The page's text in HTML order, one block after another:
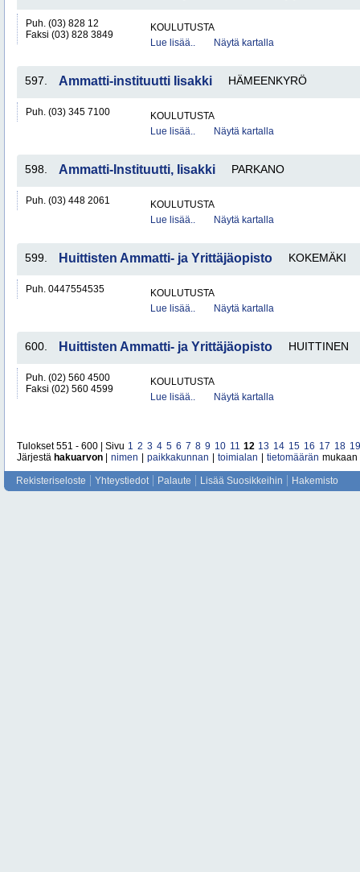
Puh. (03) 828 12
Faksi (03) 828 3849
KOULUTUSTA
Lue lisää..
Näytä kartalla
597. Ammatti-instituutti Iisakki HÄMEENKYRÖ
Puh. (03) 345 7100
KOULUTUSTA
Lue lisää..
Näytä kartalla
598. Ammatti-Instituutti, Iisakki PARKANO
Puh. (03) 448 2061
KOULUTUSTA
Lue lisää..
Näytä kartalla
599. Huittisten Ammatti- ja Yrittäjäopisto KOKEMÄKI
Puh. 0447554535
KOULUTUSTA
Lue lisää..
Näytä kartalla
600. Huittisten Ammatti- ja Yrittäjäopisto HUITTINEN
Puh. (02) 560 4500
Faksi (02) 560 4599
KOULUTUSTA
Lue lisää..
Näytä kartalla
Tulokset 551 - 600 | Sivu 1 2 3 4 5 6 7 8 9 10 11 12 13 14 15 16 17 18 19
Järjestä hakuarvon nimen paikkakunnan toimialan tietomäärän mukaan
Rekisteriseloste Yhteystiedot Palaute Lisää Suosikkeihin Hakemisto